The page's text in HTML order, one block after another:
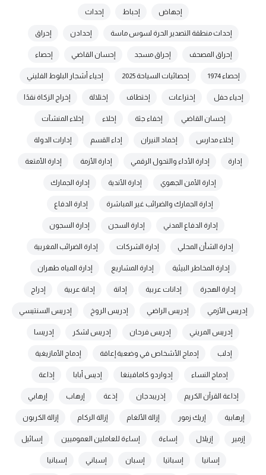
إجهاض إحباط إحداث
إحداث منطقة التصدير الحرة لسوس ماسة إحدادن إحراق
إحراق المصحف إحراق مسجد إحسان القاضي إحصاء
إحصاء 1974 إحصائيات السياحة 2025 إحياء أشجار البلوط الفليني
إحياء حفل إختراعات إختطاف إختلالة إخراج الزكاة نقدًا
إخسان القاضي إخفاء جثة إخلاء إخلاء المنشآت
إخلاء مدارس إخماد النيران إداء القسم إدارات الدولة
إدارة إدارة الأداء والتحول الرقمي إدارة الأزمة إدارة الأمتعة
إدارة الأمن الجهوي إدارة الأندية إدارة الجمارك
إدارة الجمارك والضرائب غير المباشرة إدارة الدفاع
إدارة الدفاع المدني إدارة السجن إدارة السجون
إدارة الشأن المحلي إدارة الشركات إدارة الضرائب المغربية
إدارة المخاطر البيئية إدارة المشاريع إدارة المياه طهران
إدارة الهجرة إدانات عربية إدانة إدانة عربية إدراج
إدريس الأزمي إدريس الراضي إدريس الروخ إدريس السنتيسي
إدريس المريني إدريس فرحان إدريس لشكر إدريسا
إدلب إدماج الأشخاص في وضعية إعاقة إدماج الأمازيغية
إدماج النساء إدواردو كامافينغا إديس أبابا إذاعة
إذاعة القرآن الكريم إذريبدجان إذعة إرهاب إرهابي
إرهابية إريك زمور إزالة الألغام إزالة الركام إزالة الكربون
إزمير إزيلال إساءة إساءة للعاملين العموميين إسائيل
إسانيا إسباتيا إسبان إسباني إسبانيا